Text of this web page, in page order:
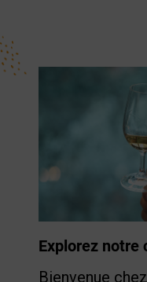
Explorez notre
Bienvenue